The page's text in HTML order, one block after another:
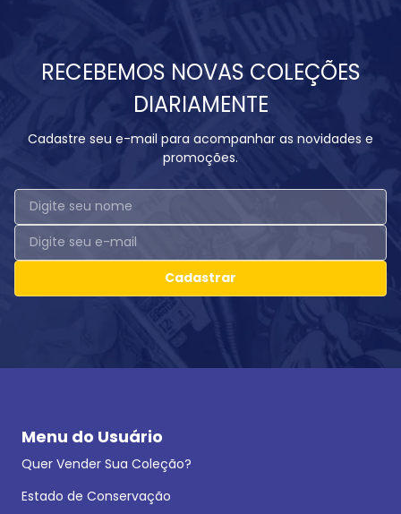
RECEBEMOS NOVAS COLEÇÕES
DIARIAMENTE
Cadastre seu e-mail para acompanhar as novidades e
promoções.
Cadastrar
Menu do Usuário
Quer Vender Sua Coleção?
Estado de Conservação